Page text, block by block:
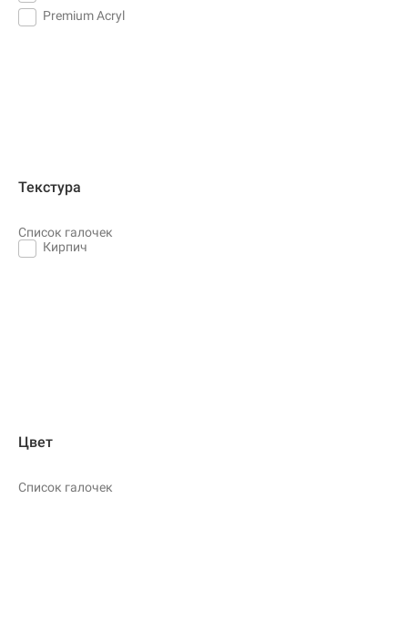
Premium Acryl
Текстура
Список галочек
Кирпич
Цвет
Список галочек